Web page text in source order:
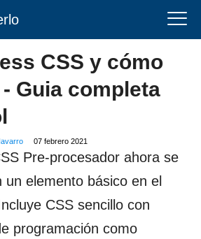
CSS y cómo
Guia completa
07 febrero 2021
Pre-procesador ahora se
un elemento básico en el
CSS sencillo con
programación como